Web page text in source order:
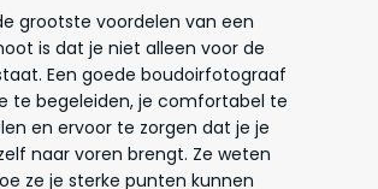
grootste voordelen van een
is dat je niet alleen voor de
Een goede boudoirfotograaf
te begeleiden, je comfortabel te
en ervoor te zorgen dat je je
naar voren brengt. Ze weten
ze je sterke punten kunnen